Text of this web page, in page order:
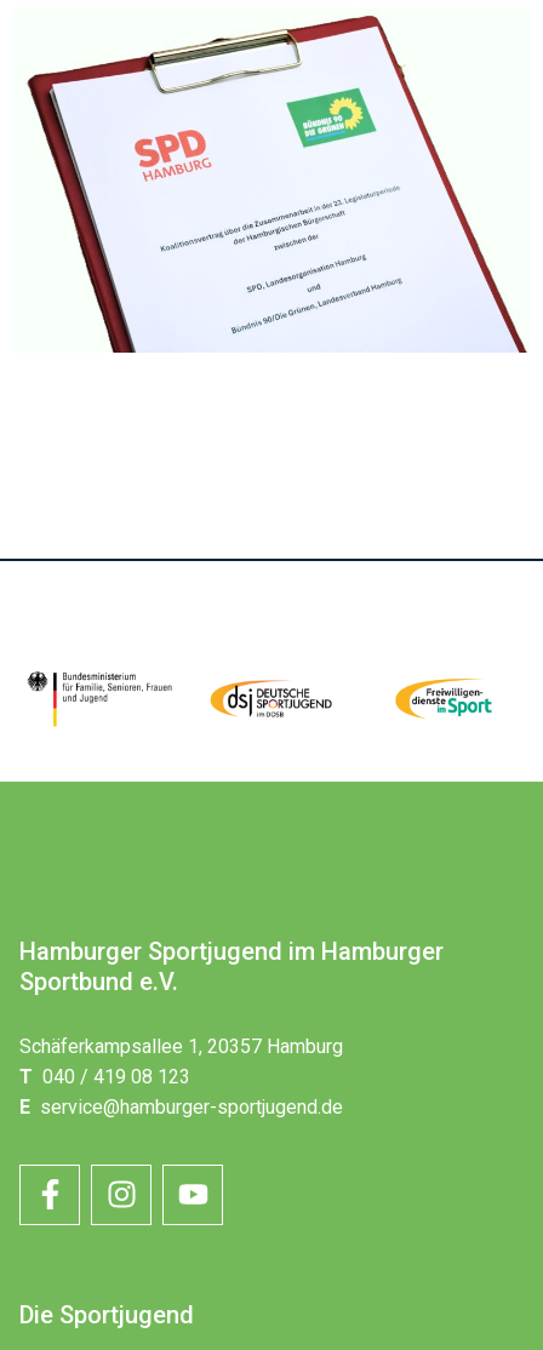
Hamburger Sportjugend im Hamburger
Sportbund e.V.
Schäferkampsallee 1, 20357 Hamburg
T 040 / 419 08 123
E service@hamburger-sportjugend.de
Die Sportjugend